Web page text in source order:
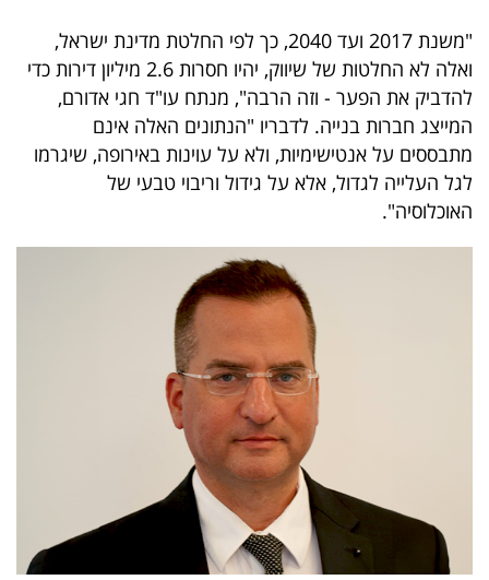
"משנת 2017 ועד 2040, כך לפי החלטת מדינת ישראל,
ואלה לא החלטות של שיווק, יהיו חסרות 2.6 מיליון דירות כדי
להדביק את הפער - וזה הרבה", מנתח עו"ד חגי אדורם,
המייצג חברות בנייה. לדבריו "הנתונים האלה אינם
מתבססים על אנטישימיות, ולא על עוינות באירופה, שיגרמו
לגל העלייה לגדול, אלא על גידול וריבוי טבעי של
האוכלוסיה".